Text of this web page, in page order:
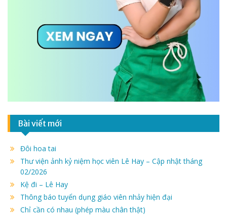
Bài viết mới
Đôi hoa tai
Thư viện ảnh kỷ niệm học viên Lê Hay – Cập nhật tháng
02/2026
Kệ đi – Lê Hay
Thông báo tuyển dụng giáo viên nhảy hiện đại
Chỉ cần có nhau (phép màu chân thật)